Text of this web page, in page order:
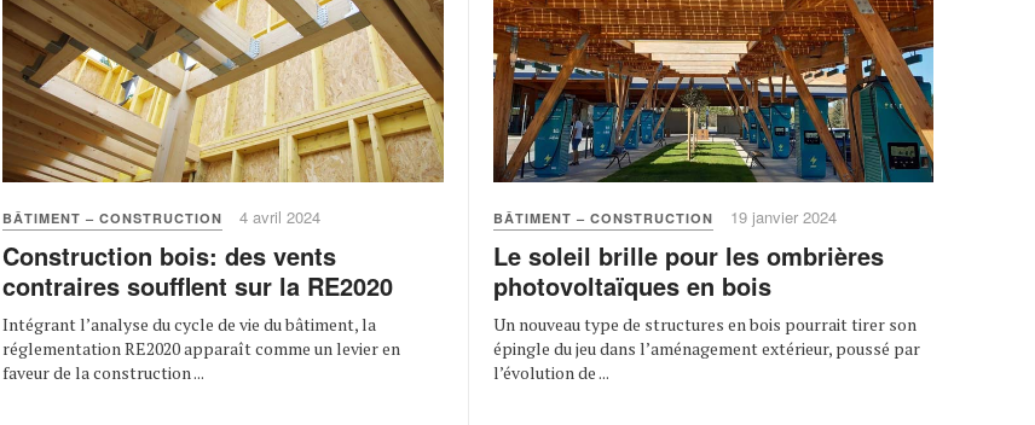
BÂTIMENT – CONSTRUCTION 4 avril 2024
Construction bois: des vents
contraires soufflent sur la RE2020
Intégrant l’analyse du cycle de vie du bâtiment, la
réglementation RE2020 apparaît comme un levier en
faveur de la construction ...
BÂTIMENT – CONSTRUCTION 19 janvier 2024
Le soleil brille pour les ombrières
photovoltaïques en bois
Un nouveau type de structures en bois pourrait tirer son
épingle du jeu dans l’aménagement extérieur, poussé par
l’évolution de ...